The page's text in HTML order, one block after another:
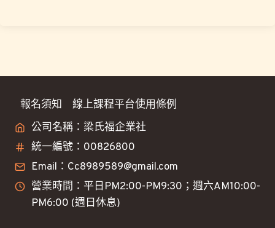
報名須知
線上課程平台使用條例
公司名稱：梁氏福企業社
統一編號：00826800
Email：Cc8989589@gmail.com
營業時間：平日PM2:00-PM9:30；週六AM10:00-
PM6:00 (週日休息)